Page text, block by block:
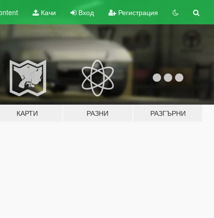
Качи Вход Регистрация
КАРТИ РАЗНИ РАЗГЪРНИ